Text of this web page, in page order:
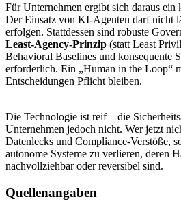
Für Unternehmen ergibt sich daraus ein
Der Einsatz von KI-Agenten darf nicht
erfolgen. Stattdessen sind robuste
Least-Agency-Prinzip (statt Least
Behavioral Baselines und konsequente
erforderlich. Ein „Human in the Loop“
Entscheidungen Pflicht bleiben.
Die Technologie ist reif – die
Unternehmen jedoch nicht. Wer jetzt
Datenlecks und Compliance-Verstöße,
autonome Systeme zu verlieren, deren
nachvollziehbar oder reversibel sind.
Quellenangaben